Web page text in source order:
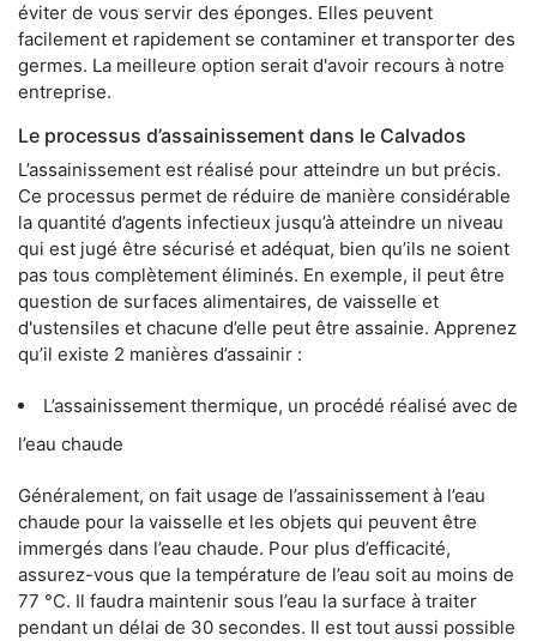
éviter de vous servir des éponges. Elles peuvent
facilement et rapidement se contaminer et transporter des
germes. La meilleure option serait d'avoir recours à notre
entreprise.
Le processus d’assainissement dans le Calvados
L’assainissement est réalisé pour atteindre un but précis.
Ce processus permet de réduire de manière considérable
la quantité d’agents infectieux jusqu’à atteindre un niveau
qui est jugé être sécurisé et adéquat, bien qu’ils ne soient
pas tous complètement éliminés. En exemple, il peut être
question de surfaces alimentaires, de vaisselle et
d'ustensiles et chacune d’elle peut être assainie. Apprenez
qu’il existe 2 manières d’assainir :
L’assainissement thermique, un procédé réalisé avec de
l’eau chaude
Généralement, on fait usage de l’assainissement à l’eau
chaude pour la vaisselle et les objets qui peuvent être
immergés dans l’eau chaude. Pour plus d’efficacité,
assurez-vous que la température de l’eau soit au moins de
77 °C. Il faudra maintenir sous l’eau la surface à traiter
pendant un délai de 30 secondes. Il est tout aussi possible